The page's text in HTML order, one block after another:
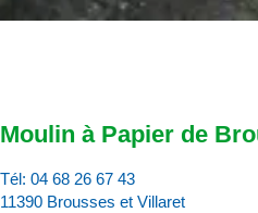
Moulin à Papier de
Tél: 04 68 26 67 43
11390 Brousses et Villaret